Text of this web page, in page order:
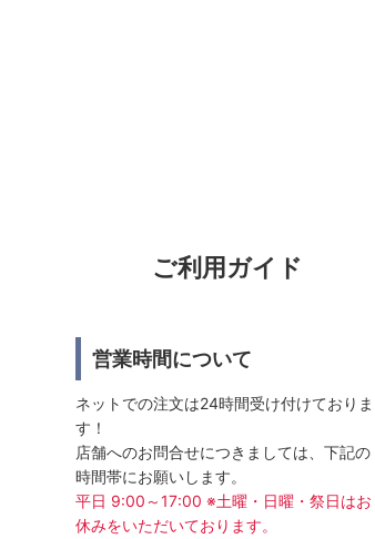
ご利用ガイド
営業時間について
ネットでの注文は24時間受け付けておりま
す！
店舗へのお問合せにつきましては、下記の
時間帯にお願いします。
平日 9:00～17:00 ※土曜・日曜・祭日はお
休みをいただいております。